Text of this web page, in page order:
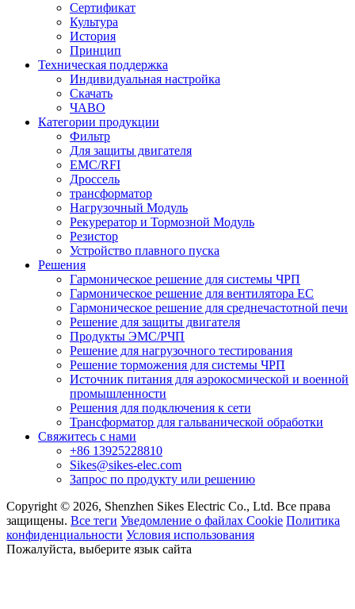
Сертификат
Культура
История
Принцип
Техническая поддержка
Индивидуальная настройка
Скачать
ЧАВО
Категории продукции
Фильтр
Для защиты двигателя
EMC/RFI
Дроссель
трансформатор
Нагрузочный Модуль
Рекурератор и Тормозной Модуль
Резистор
Устройство плавного пуска
Решения
Гармоническое решение для системы ЧРП
Гармоническое решение для вентилятора EC
Гармоническое решение для среднечастотной печи
Решение для защиты двигателя
Продукты ЭМС/РЧП
Решение для нагрузочного тестирования
Решение торможения для системы ЧРП
Источник питания для аэрокосмической и военной
промышленности
Решения для подключения к сети
Трансформатор для гальванической обработки
Свяжитесь с нами
+86 13925228810
Sikes@sikes-elec.com
Запрос по продукту или решению
Copyright © 2026, Shenzhen Sikes Electric Co., Ltd. Все права
защищены. Все теги Уведомление о файлах Cookie Политика
конфиденциальности Условия использования
Пожалуйста, выберите язык сайта